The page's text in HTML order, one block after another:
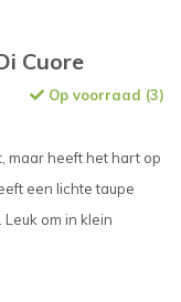
Cuore
Op voorraad (3)
maar heeft het hart op
een lichte taupe
om in klein